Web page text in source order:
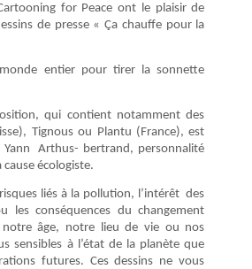
for Peace ont le plaisir de
de presse « Ça chauffe pour la
entier pour tirer la sonnette
qui contient notamment des
Tignous ou Plantu (France), est
Arthus- bertrand, personnalité
écologiste.
liés à la pollution, l’intérêt des
les conséquences du changement
âge, notre lieu de vie ou nos
sensibles à l’état de la planète que
futures. Ces dessins ne vous